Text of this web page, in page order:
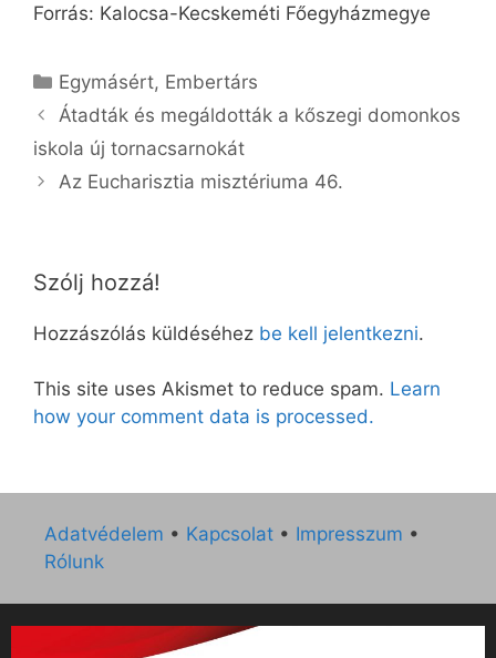
Forrás: Kalocsa-Kecskeméti Főegyházmegye
Kategória
Egymásért, Embertárs
Átadták és megáldották a kőszegi domonkos
iskola új tornacsarnokát
Az Eucharisztia misztériuma 46.
Szólj hozzá!
Hozzászólás küldéséhez be kell jelentkezni.
This site uses Akismet to reduce spam. Learn
how your comment data is processed.
Adatvédelem • Kapcsolat • Impresszum •
Rólunk